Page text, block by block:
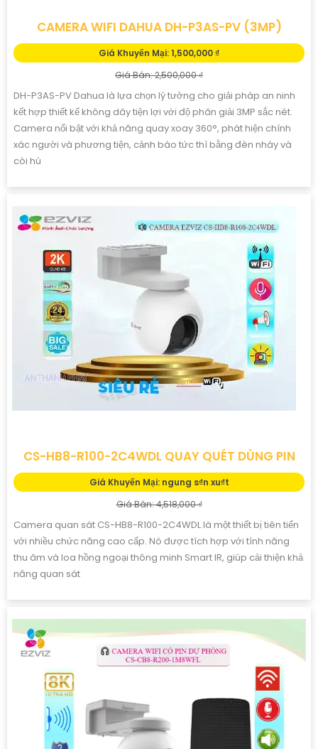
CAMERA WIFI DAHUA DH-P3AS-PV (3MP)
Giá Khuyến Mại: 1,500,000 ₫
Giá Bán: 2,500,000 ₫
DH-P3AS-PV Dahua là lựa chọn lý tưởng cho giải pháp an ninh
kết hợp thiết kế không dây tiện lợi với độ phân giải 3MP sắc nét.
Camera nổi bật với khả năng quay xoay 360°, phát hiện chính
xác người và phương tiện, cảnh báo tức thì bằng đèn nháy và
còi hú
CS-HB8-R100-2C4WDL QUAY QUÉT DÙNG PIN
Giá Khuyến Mại: ngung s₫n xu₫t
Giá Bán: 4,518,000 ₫
Camera quan sát CS-HB8-R100-2C4WDL là một thiết bị tiên tiến
với nhiều chức năng cao cấp. Nó được tích hợp với tính năng
thu âm và loa hồng ngoại thông minh Smart IR, giúp cải thiện khả
năng quan sát